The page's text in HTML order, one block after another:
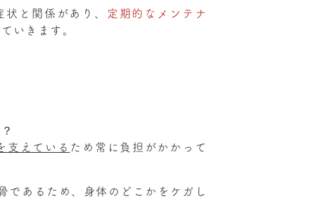
と関係があり、
定期的なメンテナ
いきます。
支えている ため常に負担がかかって
であるため、身体のどこかをケガし